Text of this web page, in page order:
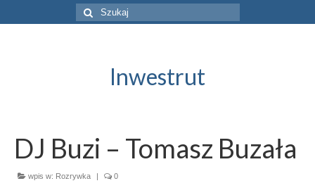
Szuklaj
w:
Inwestrut
DJ Buzi – Tomasz Buzała
wpis w: Rozrywka | 0